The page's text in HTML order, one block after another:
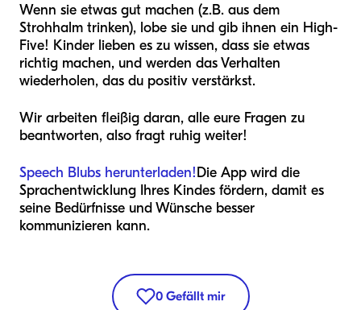
Wenn sie etwas gut machen (z.B. aus dem
Strohhalm trinken), lobe sie und gib ihnen ein High-
Five! Kinder lieben es zu wissen, dass sie etwas
richtig machen, und werden das Verhalten
wiederholen, das du positiv verstärkst.
Wir arbeiten fleißig daran, alle eure Fragen zu
beantworten, also fragt ruhig weiter!
Speech Blubs herunterladen!Die App wird die
Sprachentwicklung Ihres Kindes fördern, damit es
seine Bedürfnisse und Wünsche besser
kommunizieren kann.
0 Gefällt mir